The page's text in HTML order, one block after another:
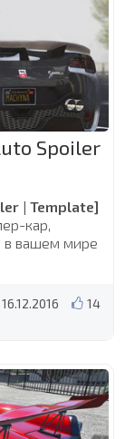
Spoiler
| Template]
кар,
в вашем мире
14
16.12.2016